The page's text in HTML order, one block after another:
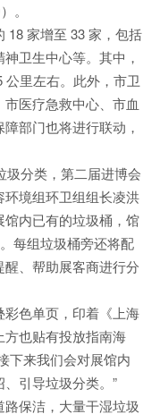
。
18 家增至 33 家，包括
卫生中心等。其中，
里左右。此外，市卫
医疗急救中心、市血
部门也将进行联动，
圾分类，第二届进博会
境组环卫组组长凌洪
内已有的垃圾桶，馆
每组垃圾桶旁还将配
、帮助展客商进行分
色单页，印着《上海
也贴有投放指南海
下来我们会对展馆内
引导垃圾分类。”
保洁，大量干湿垃圾